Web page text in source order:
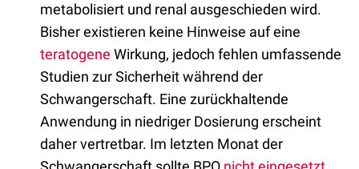
metabolisiert und renal ausgeschieden wird.
Bisher existieren keine Hinweise auf eine
teratogene Wirkung, jedoch fehlen umfassende
Studien zur Sicherheit während der
Schwangerschaft. Eine zurückhaltende
Anwendung in niedriger Dosierung erscheint
daher vertretbar. Im letzten Monat der